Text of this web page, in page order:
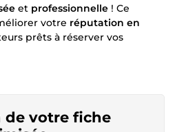
et professionnelle ! Ce
votre réputation en
prêts à réserver vos
de votre fiche